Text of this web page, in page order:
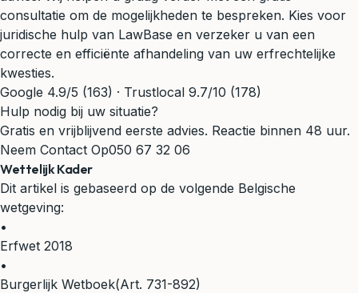
consultatie om de mogelijkheden te bespreken. Kies voor
juridische hulp van LawBase en verzeker u van een
correcte en efficiënte afhandeling van uw erfrechtelijke
kwesties.
Google 4.9/5 (163) · Trustlocal 9.7/10 (178)
Hulp nodig bij uw situatie?
Gratis en vrijblijvend eerste advies. Reactie binnen 48 uur.
Neem Contact Op050 67 32 06
Wettelijk Kader
Dit artikel is gebaseerd op de volgende Belgische
wetgeving:
•
Erfwet 2018
•
Burgerlijk Wetboek(Art. 731-892)